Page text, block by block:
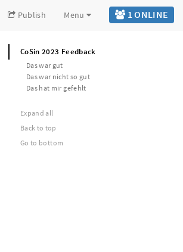
1 ONLINE
Publish Menu
CoSin 2023 Feedback
Das war gut
Das war nicht so gut
Das hat mir gefehlt
Expand all
Back to top
Go to bottom